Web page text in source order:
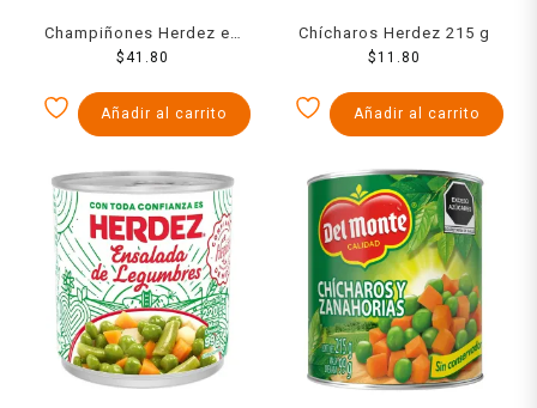
Champiñones Herdez en
trocitos 380 g
$41.80
Añadir al carrito
Chícharos Herdez 215 g
$11.80
Añadir al carrito